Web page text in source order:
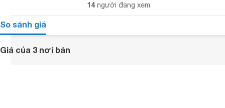
14 người đang xem
So sánh giá
Giá của 3 nơi bán